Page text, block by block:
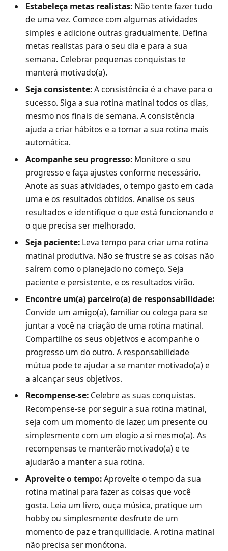
Estabeleça metas realistas: Não tente fazer tudo
de uma vez. Comece com algumas atividades
simples e adicione outras gradualmente. Defina
metas realistas para o seu dia e para a sua
semana. Celebrar pequenas conquistas te
manterá motivado(a).
Seja consistente:A consistência é a chave para o
sucesso. Siga a sua rotina matinal todos os dias,
mesmo nos finais de semana. A consistência
ajuda a criar hábitos e a tornar a sua rotina mais
automática.
Acompanhe seu progresso: Monitore o seu
progresso e faça ajustes conforme necessário.
Anote as suas atividades, o tempo gasto em cada
uma e os resultados obtidos. Analise os seus
resultados e identifique o que está funcionando e
o que precisa ser melhorado.
Seja paciente: Leva tempo para criar uma rotina
matinal produtiva. Não se frustre se as coisas não
saírem como o planejado no começo. Seja
paciente e persistente, e os resultados virão.
Encontre um(a) parceiro(a) de responsabilidade:
Convide um amigo(a), familiar ou colega para se
juntar a você na criação de uma rotina matinal.
Compartilhe os seus objetivos e acompanhe o
progresso um do outro. A responsabilidade
mútua pode te ajudar a se manter motivado(a) e
a alcançar seus objetivos.
Recompense-se: Celebre as suas conquistas.
Recompense-se por seguir a sua rotina matinal,
seja com um momento de lazer, um presente ou
simplesmente com um elogio a si mesmo(a). As
recompensas te manterão motivado(a) e te
ajudarão a manter a sua rotina.
Aproveite o tempo:Aproveite o tempo da sua
rotina matinal para fazer as coisas que você
gosta. Leia um livro, ouça música, pratique um
hobby ou simplesmente desfrute de um
momento de paz e tranquilidade. A rotina matinal
não precisa ser monótona.